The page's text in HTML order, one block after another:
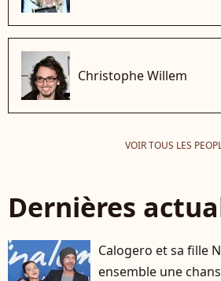
Christophe Willem
VOIR TOUS LES
Dernières
Calogero et sa fille
ensemble une